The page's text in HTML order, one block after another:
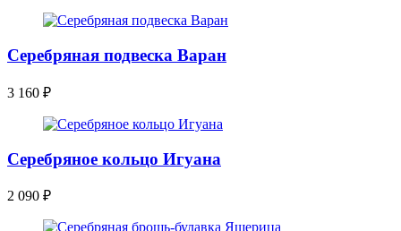
Серебряная подвеска Варан
3 160 ₽
Серебряное кольцо Игуана
2 090 ₽